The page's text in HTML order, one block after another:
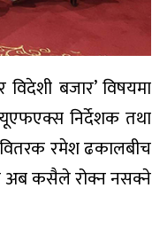
बजार’ विषयमा
निर्देशक तथा
वितरक रमेश ढकालबीच
अब कसैले रोक्न नसक्ने